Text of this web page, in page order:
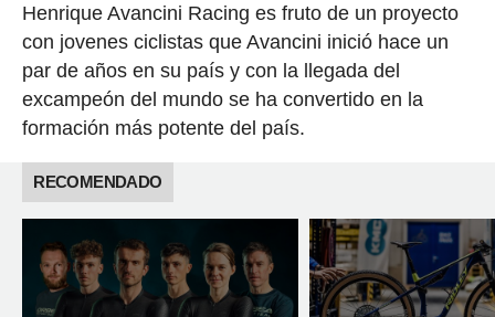
Henrique Avancini Racing es fruto de un proyecto
con jovenes ciclistas que Avancini inició hace un
par de años en su país y con la llegada del
excampeón del mundo se ha convertido en la
formación más potente del país.
RECOMENDADO